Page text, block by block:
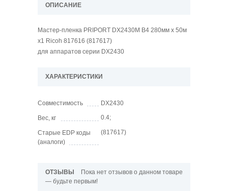
ОПИСАНИЕ
Мастер-пленка PRIPORT DX2430M B4 280мм x 50м
x1 Ricoh 817616 (817617)
для аппаратов серии DX2430
ХАРАКТЕРИСТИКИ
Совместимость DX2430
Вес, кг 0.4;
Старые EDP коды
(аналоги)
(817617)
ОТЗЫВЫ
Пока нет отзывов о данном товаре
— будьте первым!